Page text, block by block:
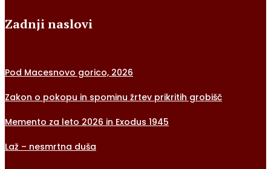
Zadnji naslovi
Pod Macesnovo gorico, 2026
Zakon o pokopu in spominu žrtev prikritih grobišč
Memento za leto 2026 in Exodus 1945
Laž – nesmrtna duša